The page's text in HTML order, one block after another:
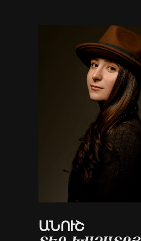
ԱՆՈՒՇ